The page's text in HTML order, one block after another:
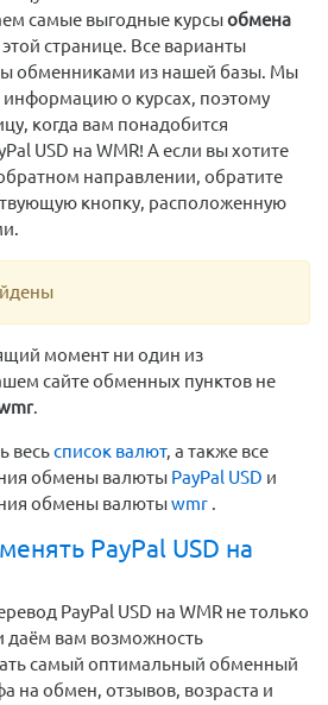
самые выгодные курсыобмена
странице. Все варианты
обменниками из нашей базы. Мы
о курсах, поэтому
когда вам понадобится
USD на WMR! А если вы хотите
направлении, обратите
кнопку, расположенную
момент ни один из
сайте обменных пунктов не
.
весьсписок валют, а также все
обмены валюты PayPal USD и
обмены валютыwmr .
PayPal USD на
PayPal USD на WMR не только
даём вам возможность
самый оптимальный обменный
на обмен, отзывов, возраста и